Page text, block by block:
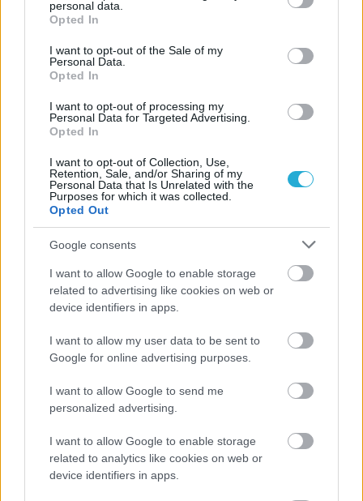
grant or deny consent to Google and its third-party tags to
use your data for below specified purposes in below Google
consent section.
personal data.
Opted In
I want to opt-out of the Sale of my
Personal Data.
Opted In
I want to opt-out of processing my
Personal Data for Targeted Advertising.
Opted In
I want to opt-out of Collection, Use,
Retention, Sale, and/or Sharing of my
Personal Data that Is Unrelated with the
Purposes for which it was collected.
Opted Out
Google consents
I want to allow Google to enable storage
related to advertising like cookies on web or
device identifiers in apps.
I want to allow my user data to be sent to
Google for online advertising purposes.
I want to allow Google to send me
personalized advertising.
I want to allow Google to enable storage
related to analytics like cookies on web or
device identifiers in apps.
μεγάλο ευρωπαϊκό παιχνίδι. Όπου και να το λέγαμε
αυτό θα μας έλεγαν ότι είστε τρελοί. Και το λέει αυτό
ένας άνθρωπος που είναι από τα παλιότερα μέλη της
ΕΣΑΠ και που πάντα κινούνταν στο πνεύμα της
εξυπηρέτησης των σωματείων».
*Ο διεθνής σήμερα όρος Τζιχάντ (αραβικά:جهاد, ΙΡΑ: /
προσπάθεια (1), το να μοχθεί κανείς με όλες του τις
δυνάμεις ή να αντιμάχεται οποιoδήποτε αντικείμενο
αποδοκιμασίας(2).
#ΕΣΑΠ
#ΠΑΟΚ